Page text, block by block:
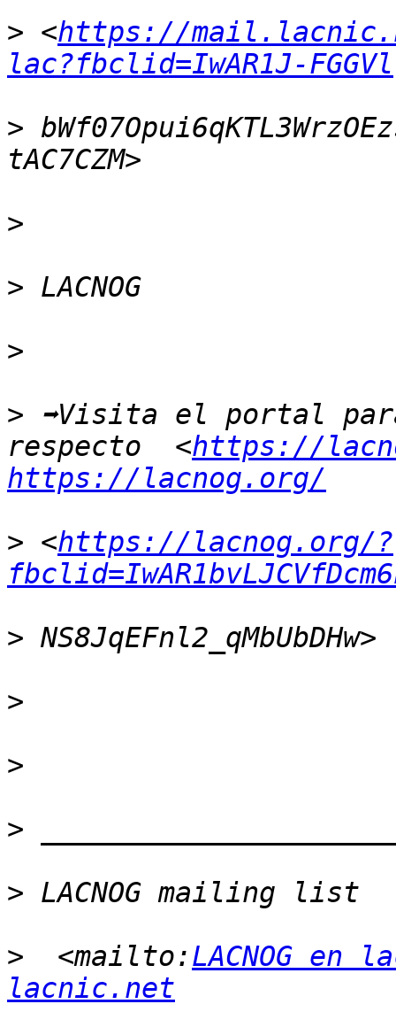
> <https://
lac?fbclid=IwAR1J-FGGVl
>
>
>
>
> ➡Visita el portal
respecto  <https://
https://lacnog.org/
> <https://lacnog.org/?
>
>
>
>
>
>
  <mailto:
LACNOG en
lacnic.net